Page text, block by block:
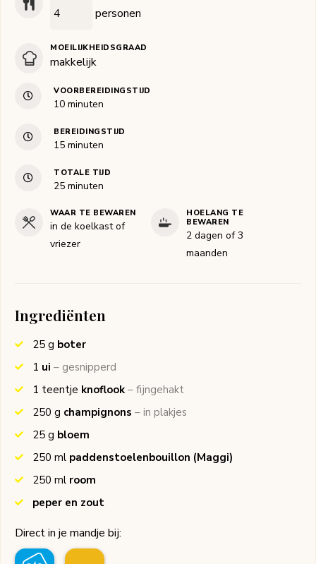
personen
MOEILIJKHEIDSGRAAD
makkelijk
VOORBEREIDINGSTIJD
10minuten
minuten
BEREIDINGSTIJD
15minuten
minuten
TOTALE TIJD
25minuten
minuten
WAAR TE BEWAREN
in de koelkast of
vriezer
HOELANG TE
BEWAREN
2 dagen of 3
maanden
Ingrediënten
25 g boter
1 ui – gesnipperd
1 teentje knoflook – fijngehakt
250 g champignons – in plakjes
25 g bloem
250 ml paddenstoelenbouillon (Maggi)
250 ml room
peper en zout
Direct in je mandje bij: